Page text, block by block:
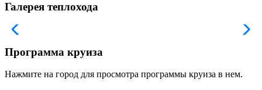
Галерея теплохода
Программа круиза
Нажмите на город для просмотра программы круиза в нем.